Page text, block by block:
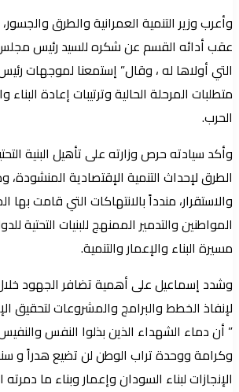
وأعرب وزير التنمية العمرانية والطرق
عقب أدائه القسم عن شكره للسيد رئيس
التي أولاها له ، وقال” إستمعنا لموجهات
متطلبات المرحلة الحالية وترتيبات إعادة البناء
الحرب.
وأكد سيادته حرص وزارته على تأهيل البنية
الطرق لإحداث التنمية الإقتصادية
والاستقرار، مندداً بالانتهاكات التي قامت بها
المواطنين والتدمير الممنهج للبنيات التحتية
مسيرة البناء والإعمار والتنمية.
وشدد إسماعيل على أهمية تضافر الجهود
لإنفاذ الخطط والبرامج والمشروعات لتحقيق
” أن دماء الشهداء الذين بذلوا النفس
وكرامة ووحدة تراب الوطن لن تضيع هدراً و
الإنجازات لبناء السودان وإعمار وبناء ما دمرته